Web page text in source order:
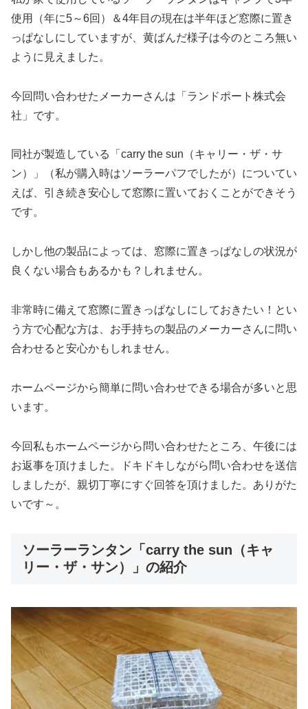
使用（年に5～6回）＆4年目の現在は半年ほど窓際に置き
っぱなしにしていますが、黄ばんだ様子は今のところ無い
ように見えました。
今回問い合わせたメーカーさんは「ランドポート株式会
社」です。
同社が製造している「carry the sun（キャリー・ザ・サ
ン）」（私が購入時はソーラーパフでしたが）についてい
えば、引き続き安心して窓際に置いておくことができそう
です。
しかし他の製品によっては、窓際に置きっぱなしの状況が
良くない場合もあるかも？しれません。
非常時に備えて窓際に置きっぱなしにしておきたい！とい
う方で心配な方は、お手持ちの製品のメーカーさんに問い
合わせると安心かもしれません。
ホームページから簡単に問い合わせできる場合が多いと思
います。
今回私もホームページから問い合わせたところ、午後には
お返事を頂けました。ドキドキしながら問い合わせを送信
しましたが、親切丁寧にすぐ回答を頂けました。ありがた
いです～。
ソーラーランタン「carry the sun（キャ
リー・ザ・サン）」の紹介